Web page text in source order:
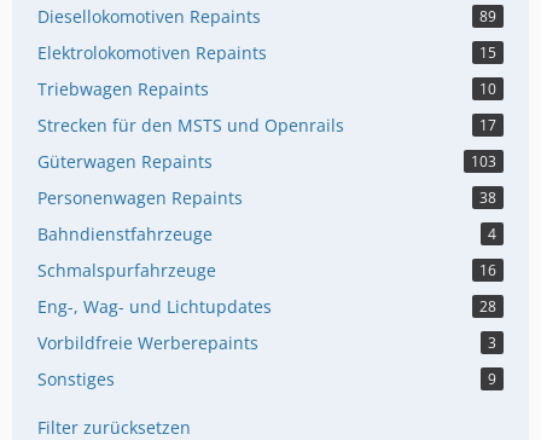
Diesellokomotiven Repaints 89
Elektrolokomotiven Repaints 15
Triebwagen Repaints 10
Strecken für den MSTS und Openrails 17
Güterwagen Repaints 103
Personenwagen Repaints 38
Bahndienstfahrzeuge 4
Schmalspurfahrzeuge 16
Eng-, Wag- und Lichtupdates 28
Vorbildfreie Werberepaints 3
Sonstiges 9
Filter zurücksetzen